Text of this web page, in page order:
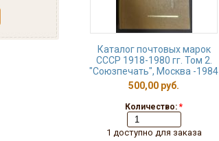
Каталог почтовых марок
СССР 1918-1980 гг. Том 2.
"Союзпечать", Москва -1984
500,00 руб.
Количество: *
1 доступно для заказа